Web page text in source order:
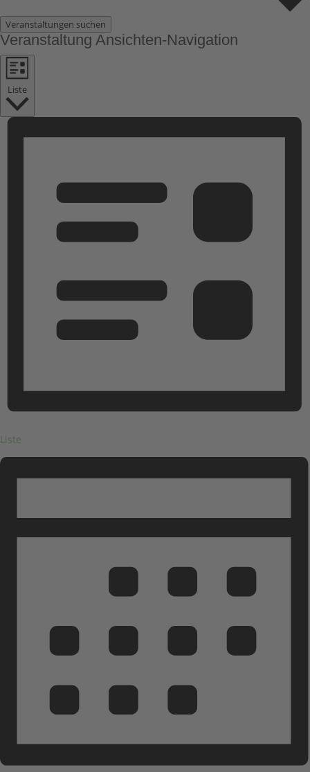
Veranstaltungen suchen
Veranstaltung Ansichten-Navigation
Liste
Liste